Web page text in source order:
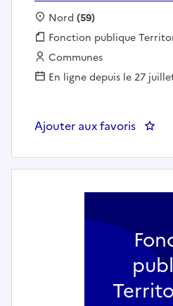
Localisation :
Nord (59)
Fonction publique :
Fonction publique
Employeur :
Communes
En ligne depuis le 27
Ajouter aux favoris :